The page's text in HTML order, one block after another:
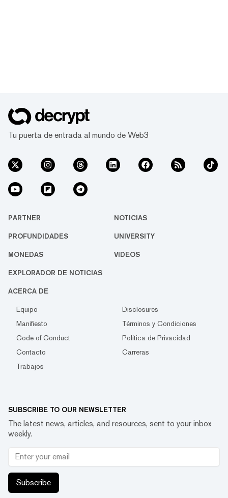
Tu puerta de entrada al mundo de Web3
PARTNER NOTICIAS
PROFUNDIDADES UNIVERSITY
MONEDAS VIDEOS
EXPLORADOR DE NOTICIAS
ACERCA DE
Equipo
Disclosures
Manifiesto
Términos y Condiciones
Code of Conduct
Política de Privacidad
Contacto
Carreras
Trabajos
SUBSCRIBE TO OUR NEWSLETTER
The latest news, articles, and resources, sent to your inbox
weekly.
Subscribe